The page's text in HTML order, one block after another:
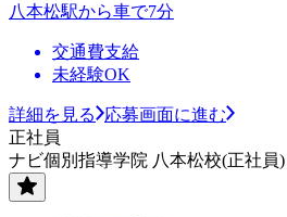
八本松駅から車で7分
交通費支給
未経験OK
詳細を見る
応募画面に進む
正社員
ナビ個別指導学院 八本松校(正社員)